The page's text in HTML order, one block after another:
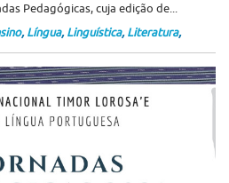
Pedagógicas, cuja edição de...
, Língua, Linguística, Literatura,